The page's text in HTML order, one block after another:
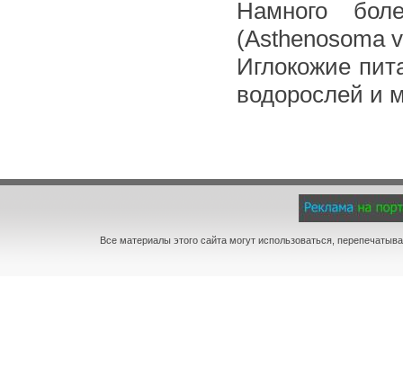
Намного
(Asthenosoma
Иглокожие
водорослей и
Все материалы этого сайта могут использоваться,